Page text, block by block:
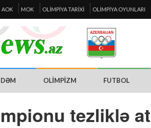
AOK MOK OLIMPIYA TARIXI OLIMPIYA OYUNLARI
OLIMPIZM FUTBOL
tezliklə